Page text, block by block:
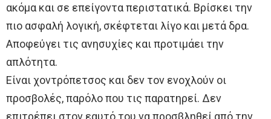
ακόμα και σε επείγοντα περιστατικά. Βρίσκει την
πιο ασφαλή λογική, σκέφτεται λίγο και μετά δρα.
Αποφεύγει τις ανησυχίες και προτιμάει την
απλότητα.
Είναι χοντρόπετσος και δεν τον ενοχλούν οι
προσβολές, παρόλο που τις παρατηρεί. Δεν
επιτρέπει στον εαυτό του να προσβληθεί από την